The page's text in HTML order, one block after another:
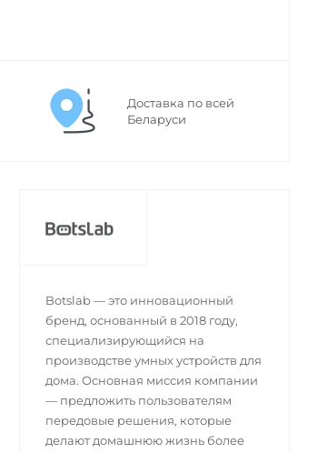
Доставка по всей
Беларуси
Botslab — это инновационный
бренд, основанный в 2018 году,
специализирующийся на
производстве умных устройств для
дома. Основная миссия компании
— предложить пользователям
передовые решения, которые
делают домашнюю жизнь более